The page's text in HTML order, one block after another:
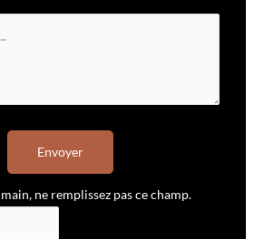
Envoyer
ne remplissez pas ce champ.